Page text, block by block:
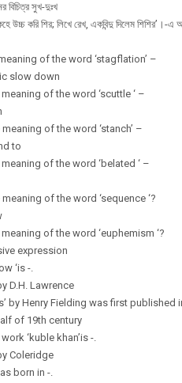
বিচিত্র সুখ-দুঃখ
উচ্চ করি শির; লিখে রেখ, একবিন্দু দিলেম শিশির’।-
of the word ‘stagflation’ –
slow down
of the word ‘scuttle ‘ –
of the word ‘stanch’ –
to
of the word ‘belated ‘ –
of the word ‘sequence ‘?
of the word ‘euphemism ‘?
expression
‘is -.
D.H. Lawrence
by Henry Fielding was first published
of 19th century
‘kuble khan’is -.
Coleridge
born in -.